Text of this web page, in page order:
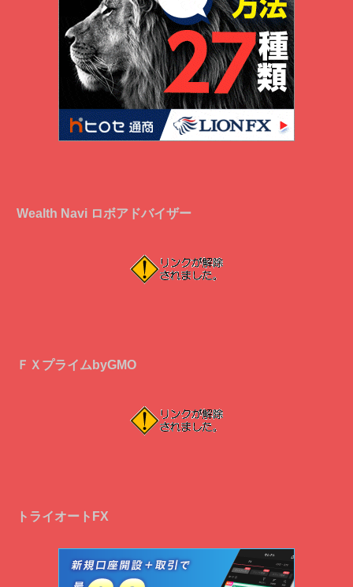
Wealth Navi ロボアドバイザー
ＦＸプライムbyGMO
トライオートFX